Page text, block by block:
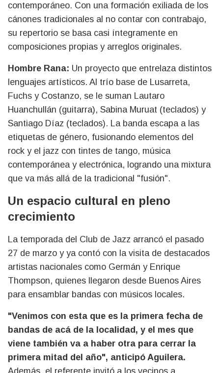
contemporáneo. Con una formación exiliada de los
cánones tradicionales al no contar con contrabajo,
su repertorio se basa casi íntegramente en
composiciones propias y arreglos originales.
Hombre Rana: Un proyecto que entrelaza distintos
lenguajes artísticos. Al trío base de Lusarreta,
Fuchs y Costanzo, se le suman Lautaro
Huanchullán (guitarra), Sabina Muruat (teclados) y
Santiago Díaz (teclados). La banda escapa a las
etiquetas de género, fusionando elementos del
rock y el jazz con tintes de tango, música
contemporánea y electrónica, logrando una mixtura
que va más allá de la tradicional "fusión".
Un espacio cultural en pleno
crecimiento
La temporada del Club de Jazz arrancó el pasado
27 de marzo y ya contó con la visita de destacados
artistas nacionales como Germán y Enrique
Thompson, quienes llegaron desde Buenos Aires
para ensamblar bandas con músicos locales.
"Venimos con esta que es la primera fecha de
bandas de acá de la localidad, y el mes que
viene también va a haber otra para cerrar la
primera mitad del año", anticipó Aguilera.
Además, el referente invitó a los vecinos a